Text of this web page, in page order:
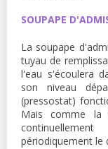
SOUPAPE
La soupape
tuyau de
l'eau s'écoulera
son niveau
(pressostat)
Mais comme la
périodiquement le